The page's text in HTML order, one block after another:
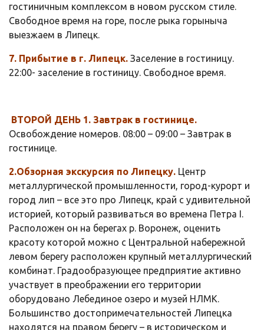
гостиничным комплексом в новом русском стиле.
Свободное время на горе, после рыка горыныча
выезжаем в Липецк.
7. Прибытие в г. Липецк. Заселение в гостиницу.
22:00- заселение в гостиницу. Свободное время.
ВТОРОЙ ДЕНЬ 1. Завтрак в гостинице.
Освобождение номеров. 08:00 – 09:00 – Завтрак в
гостинице.
2.Обзорная экскурсия по Липецку. Центр
металлургической промышленности, город-курорт и
город лип – все это про Липецк, край с удивительной
историей, который развиваться во времена Петра I.
Расположен он на берегах р. Воронеж, оценить
красоту которой можно с Центральной набережной
левом берегу расположен крупный металлургический
комбинат. Градообразующее предприятие активно
участвует в преображении его территории
оборудовано Лебединое озеро и музей НЛМК.
Большинство достопримечательностей Липецка
находятся на правом берегу – в историческом и